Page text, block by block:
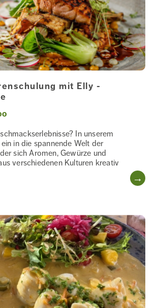
mit Elly -
In unserem
in die spannende Welt der
sich Aromen, Gewürze und
verschiedenen Kulturen kreativ